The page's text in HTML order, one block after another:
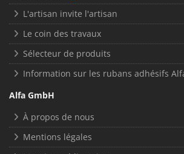
L'artisan invite l'artisan
Le coin des travaux
Sélecteur de produits
Information sur les rubans adhésifs
Alfa GmbH
À propos de nous
Mentions légales